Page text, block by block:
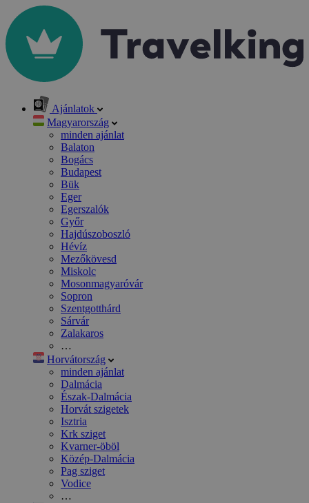
Ajánlatok
Magyarország
minden ajánlat
Balaton
Bogács
Budapest
Bük
Eger
Egerszalók
Győr
Hajdúszoboszló
Hévíz
Mezőkövesd
Miskolc
Mosonmagyaróvár
Sopron
Szentgotthárd
Sárvár
Zalakaros
…
Horvátország
minden ajánlat
Dalmácia
Észak-Dalmácia
Horvát szigetek
Isztria
Krk sziget
Kvarner-öböl
Közép-Dalmácia
Pag sziget
Vodice
…